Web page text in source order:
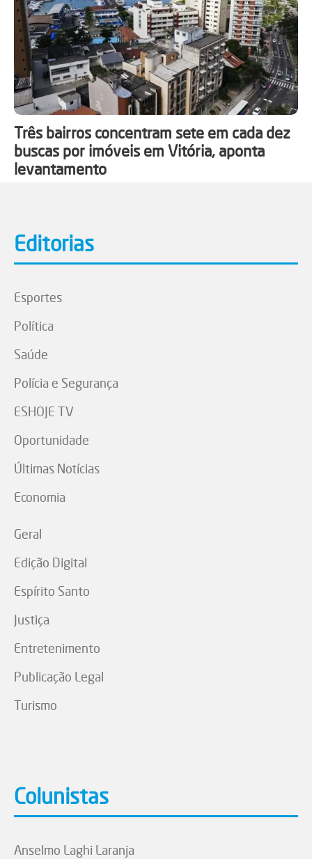
Três bairros concentram sete em cada dez
buscas por imóveis em Vitória, aponta
levantamento
Editorias
Esportes
Política
Saúde
Polícia e Segurança
ESHOJE TV
Oportunidade
Últimas Notícias
Economia
Geral
Edição Digital
Espírito Santo
Justiça
Entretenimento
Publicação Legal
Turismo
Colunistas
Anselmo Laghi Laranja